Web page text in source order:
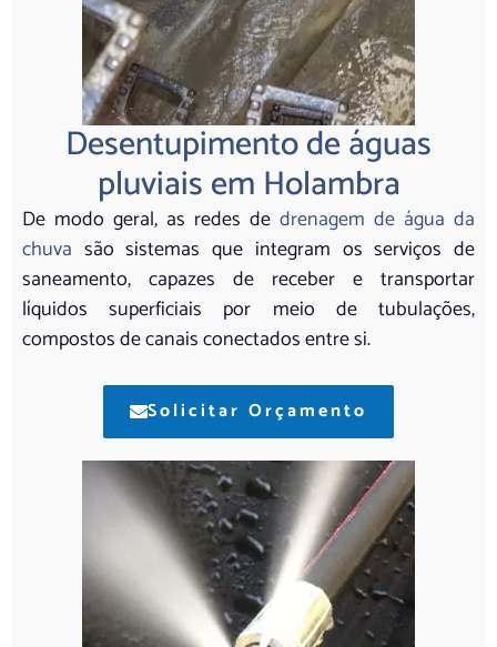
Desentupimento de águas
pluviais em Holambra
De modo geral, as redes de drenagem de água da
chuva são sistemas que integram os serviços de
saneamento, capazes de receber e transportar
líquidos superficiais por meio de tubulações,
compostos de canais conectados entre si.
Solicitar Orçamento